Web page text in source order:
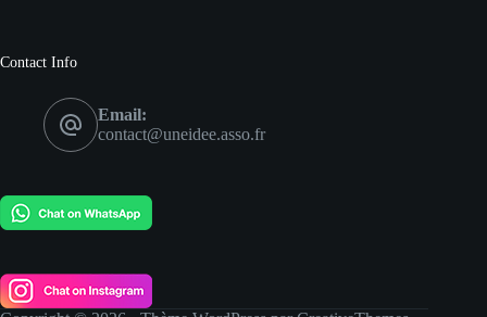
Contact Info
Email:
contact@uneidee.asso.fr